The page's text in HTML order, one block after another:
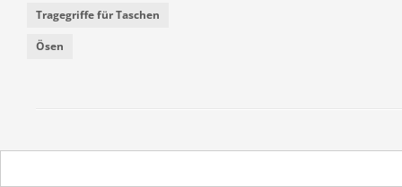
Tragegriffe für Taschen
Ösen